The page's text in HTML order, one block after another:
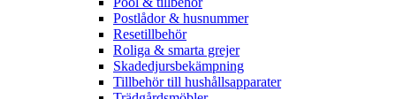
Postlådor & husnummer
Resetillbehör
Roliga & smarta grejer
Skadedjursbekämpning
Tillbehör till hushållsapparater